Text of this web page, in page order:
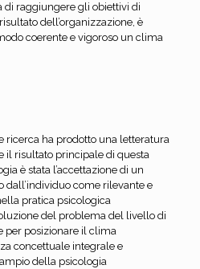
raggiungere gli obiettivi di
dell’organizzazione, è
coerente e vigoroso un clima
ricerca ha prodotto una letteratura
il risultato principale di questa
è stata l’accettazione di un
dall’individuo come rilevante e
pratica psicologica
del problema del livello di
per posizionare il clima
concettuale integrale e
della psicologia